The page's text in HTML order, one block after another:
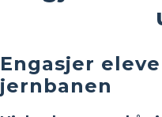
Engasjer
jernbanen